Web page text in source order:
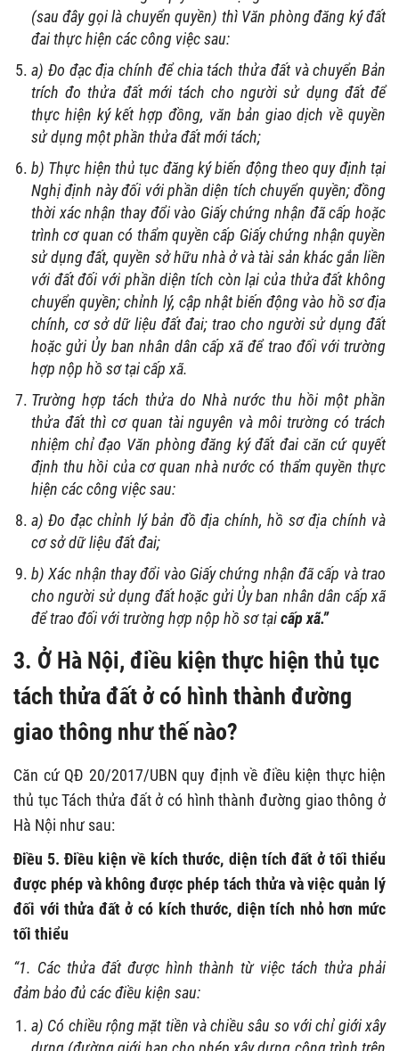
(sau đây gọi là chuyển quyền) thì Văn phòng đăng ký đất
đai thực hiện các công việc sau:
a) Đo đạc địa chính để chia tách thửa đất và chuyển Bản
trích đo thửa đất mới tách cho người sử dụng đất để
thực hiện ký kết hợp đồng, văn bản giao dịch về quyền
sử dụng một phần thửa đất mới tách;
b) Thực hiện thủ tục đăng ký biến động theo quy định tại
Nghị định này đối với phần diện tích chuyển quyền; đồng
thời xác nhận thay đổi vào Giấy chứng nhận đã cấp hoặc
trình cơ quan có thẩm quyền cấp Giấy chứng nhận quyền
sử dụng đất, quyền sở hữu nhà ở và tài sản khác gắn liền
với đất đối với phần diện tích còn lại của thửa đất không
chuyển quyền; chỉnh lý, cập nhật biến động vào hồ sơ địa
chính, cơ sở dữ liệu đất đai; trao cho người sử dụng đất
hoặc gửi Ủy ban nhân dân cấp xã để trao đối với trường
hợp nộp hồ sơ tại cấp xã.
Trường hợp tách thửa do Nhà nước thu hồi một phần
thửa đất thì cơ quan tài nguyên và môi trường có trách
nhiệm chỉ đạo Văn phòng đăng ký đất đai căn cứ quyết
định thu hồi của cơ quan nhà nước có thẩm quyền thực
hiện các công việc sau:
a) Đo đạc chỉnh lý bản đồ địa chính, hồ sơ địa chính và
cơ sở dữ liệu đất đai;
b) Xác nhận thay đổi vào Giấy chứng nhận đã cấp và trao
cho người sử dụng đất hoặc gửi Ủy ban nhân dân cấp xã
để trao đối với trường hợp nộp hồ sơ tạicấp xã.”
3. Ở Hà Nội, điều kiện thực hiện thủ tục
tách thửa đất ở có hình thành đường
giao thông như thế nào?
Căn cứ QĐ 20/2017/UBN quy định về điều kiện thực hiện
thủ tục Tách thửa đất ở có hình thành đường giao thông ở
Hà Nội như sau:
Điều 5. Điều kiện về kích thước, diện tích đất ở tối thiểu
được phép và không được phép tách thửa và việc quản lý
đối với thửa đất ở có kích thước, diện tích nhỏ hơn mức
tối thiểu
“1. Các thửa đất được hình thành từ việc tách thửa phải
đảm bảo đủ các điều kiện sau:
a) Có chiều rộng mặt tiền và chiều sâu so với chỉ giới xây